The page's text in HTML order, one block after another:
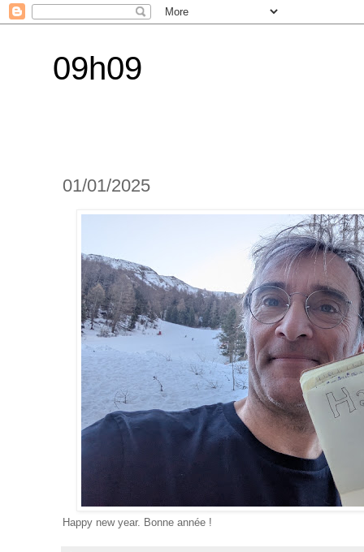
09h09
01/01/2025
Happy new year. Bonne année !